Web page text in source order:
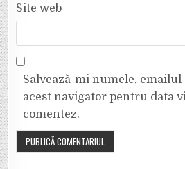
Site web
Salvează-mi numele,
acest navigator pentru data
comentez.